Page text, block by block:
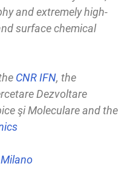
and extremely high-
surface chemical
CNR IFN, the
Dezvoltare
şi Moleculare and the